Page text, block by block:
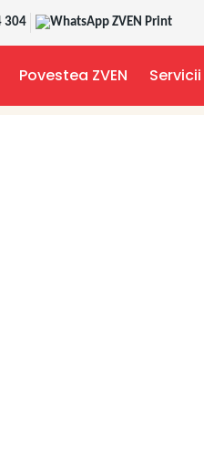
304 WhatsApp ZVEN Print
Povestea ZVEN Servicii